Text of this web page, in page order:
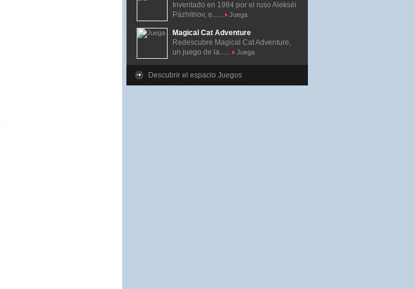
Inventado en 1984 por el ruso Alekséi
Pázhitnov, e......
Juega
Magical Cat Adventure
Redescubre Magical Cat Adventure,
un juego de la......
Juega
Descubrir el espacio Juegos